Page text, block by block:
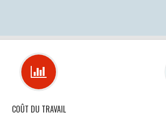
COÛT DU TRAVAIL